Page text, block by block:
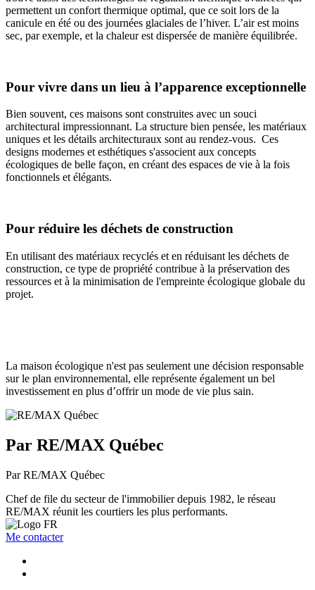
permettent un confort thermique optimal, que ce soit lors de la
canicule en été ou des journées glaciales de l’hiver. L’air est moins
sec, par exemple, et la chaleur est dispersée de manière équilibrée.
Pour vivre dans un lieu à l’apparence exceptionnelle
Bien souvent, ces maisons sont construites avec un souci
architectural impressionnant. La structure bien pensée, les matériaux
uniques et les détails architecturaux sont au rendez-vous. Ces
designs modernes et esthétiques s'associent aux concepts
écologiques de belle façon, en créant des espaces de vie à la fois
fonctionnels et élégants.
Pour réduire les déchets de construction
En utilisant des matériaux recyclés et en réduisant les déchets de
construction, ce type de propriété contribue à la préservation des
ressources et à la minimisation de l'empreinte écologique globale du
projet.
La maison écologique n'est pas seulement une décision responsable
sur le plan environnemental, elle représente également un bel
investissement en plus d’offrir un mode de vie plus sain.
Par RE/MAX Québec
Par RE/MAX Québec
Chef de file du secteur de l'immobilier depuis 1982, le réseau
RE/MAX réunit les courtiers les plus performants.
Me contacter